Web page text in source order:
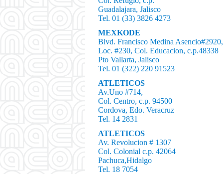
Guadalajara, Jalisco
Tel. 01 (33) 3826 4273
MEXKODE
Blvd. Francisco Medina
Loc. #230, Col. Educacion, c.p.48338
Pto Vallarta, Jalisco
Tel. 01 (322) 220 91523
ATLETICOS
Av.Uno #714,
Col. Centro, c.p. 94500
Cordova, Edo. Veracruz
Tel. 14 2831
ATLETICOS
Av. Revolucion # 1307
Col. Colonial c.p. 42064
Pachuca,Hidalgo
Tel. 18 7054